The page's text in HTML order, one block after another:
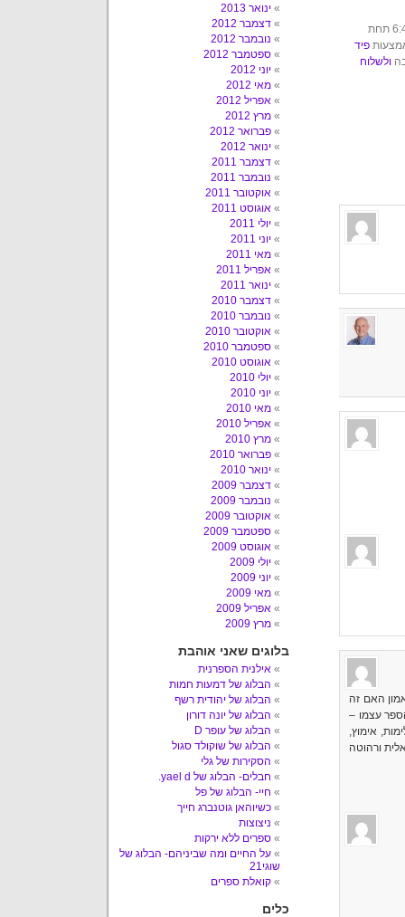
הפוסט הזה נכתב על ידי עשבר ביום רביעי, 14 באפריל, 2010 בשעה 6:44 תחת
פיד
ולשלוח
האם זה
עצמו –
אימוץ,
ורהוטה
ינואר 2013
דצמבר 2012
נובמבר 2012
ספטמבר 2012
יוני 2012
מאי 2012
אפריל 2012
מרץ 2012
פברואר 2012
ינואר 2012
דצמבר 2011
נובמבר 2011
אוקטובר 2011
אוגוסט 2011
יולי 2011
יוני 2011
מאי 2011
אפריל 2011
ינואר 2011
דצמבר 2010
נובמבר 2010
אוקטובר 2010
ספטמבר 2010
אוגוסט 2010
יולי 2010
יוני 2010
מאי 2010
אפריל 2010
מרץ 2010
פברואר 2010
ינואר 2010
דצמבר 2009
נובמבר 2009
אוקטובר 2009
ספטמבר 2009
אוגוסט 2009
יולי 2009
יוני 2009
מאי 2009
אפריל 2009
מרץ 2009
בלוגים שאני אוהבת
אילנית הספרנית
הבלוג של דמעות חמות
הבלוג של יהודית רשף
הבלוג של יונה דורון
הבלוג של עופר D
הבלוג של שוקולד סגול
הסקירות של גלי
חבלים- הבלוג של yael d.
חיי- הבלוג של פל
כשיוהאן גוטנברג חייך
ניצוצות
ספרים ללא ירקות
על החיים ומה שביניהם- הבלוג של
שוגי21
קואלת ספרים
כלים